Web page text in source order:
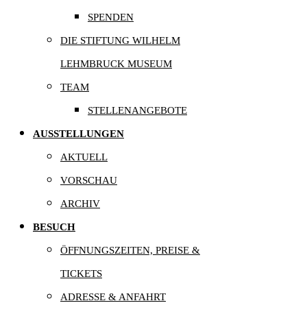
SPENDEN
DIE STIFTUNG WILHELM
LEHMBRUCK MUSEUM
TEAM
STELLENANGEBOTE
AUSSTELLUNGEN
AKTUELL
VORSCHAU
ARCHIV
BESUCH
ÖFFNUNGSZEITEN, PREISE &
TICKETS
ADRESSE & ANFAHRT